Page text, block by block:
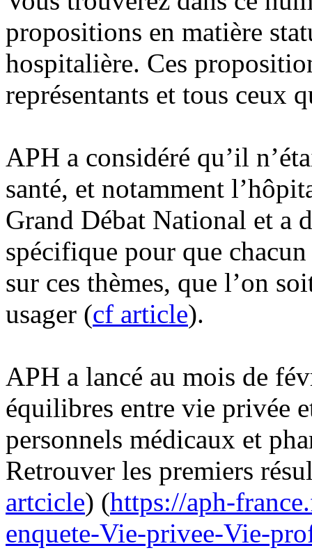
propositions en matière
hospitalière. Ces
représentants et tous ceux
APH a considéré qu’il
santé, et notamment
Grand Débat National et a
spécifique pour que
sur ces thèmes, que l’on
usager (cf article).
APH a lancé au mois de
équilibres entre vie privée
personnels médicaux et
Retrouver les premiers
artcicle) (https://aph-
enquete-Vie-privee-Vie-